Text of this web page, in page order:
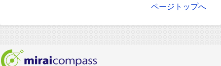
ページトップへ